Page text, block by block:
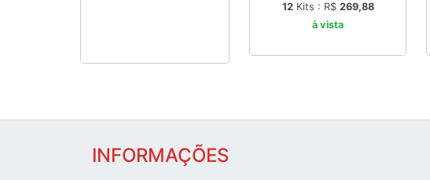
12Kits : R$ 269,88
à vista
INFORMAÇÕES